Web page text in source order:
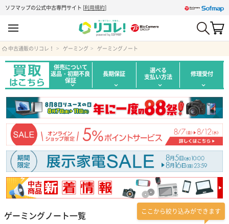
ソフマップの公式中古専門サイト [利用規約]
中古通販のリコレ！ ゲーミング ゲーミングノート
併売について
返品・初期不良
保証
長期保証 選べる
支払い方法 修理受付
ゲーミングノート一覧 ここから絞り込みができます